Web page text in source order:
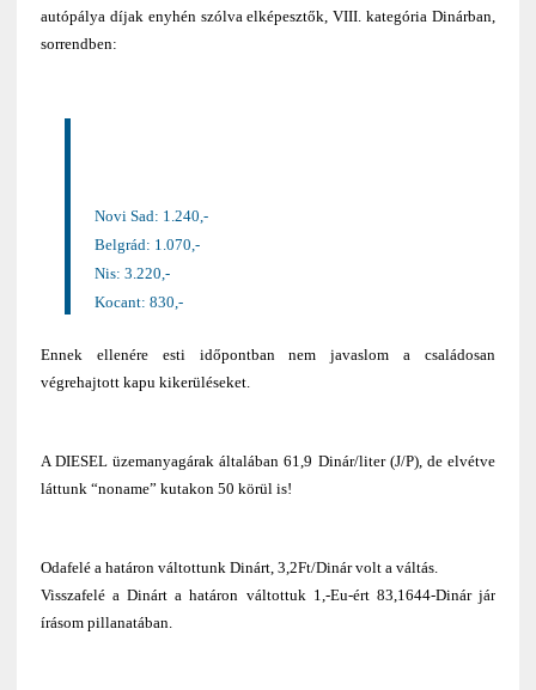
autópálya díjak enyhén szólva elképesztők, VIII. kategória Dinárban,
sorrendben:
Novi Sad: 1.240,-
Belgrád: 1.070,-
Nis: 3.220,-
Kocant: 830,-
Ennek ellenére esti időpontban nem javaslom a családosan
végrehajtott kapu kikerüléseket.
A DIESEL üzemanyagárak általában 61,9 Dinár/liter (J/P), de elvétve
láttunk “noname” kutakon 50 körül is!
Odafelé a határon váltottunk Dinárt, 3,2Ft/Dinár volt a váltás.
Visszafelé a Dinárt a határon váltottuk 1,-Eu-ért 83,1644-Dinár jár
írásom pillanatában.